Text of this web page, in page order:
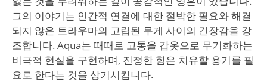
그의 이야기는 인간적 연결에 대한 절박한 필요와 해결
되지 않은 트라우마의 고립된 무게 사이의 긴장감을 강
조합니다. Aqua는 때때로 고통을 갑옷으로 무기화하는
비극적 현실을 구현하며, 진정한 힘은 치유할 용기를 필
요로 한다는 것을 상기시킵니다.